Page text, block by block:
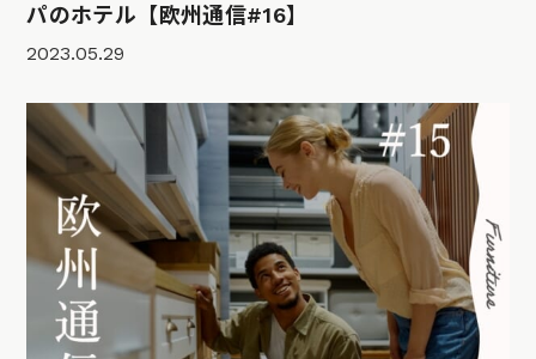
パのホテル【欧州通信#16】
2023.05.29